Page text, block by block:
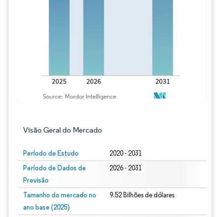
Visão Geral do Mercado
Período de Estudo 2020 - 2031
Período de Dados de
Previsão
2026 - 2031
Tamanho do mercado no
ano base (2025)
9.52 Bilhões de dólares